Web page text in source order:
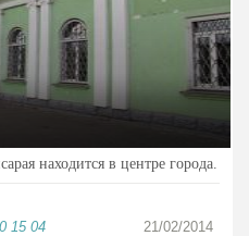
находится в центре города.
15 04
21/02/2014